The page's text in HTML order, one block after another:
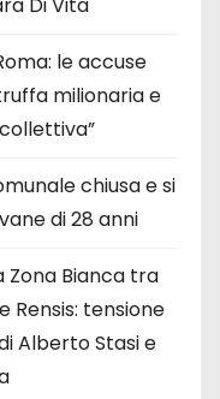
le accuse
milionaria e
chiusa e si
di 28 anni
Zona Bianca tra
Rensis: tensione
Alberto Stasi e